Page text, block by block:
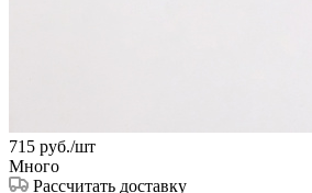
715 руб./шт
Много
Рассчитать доставку